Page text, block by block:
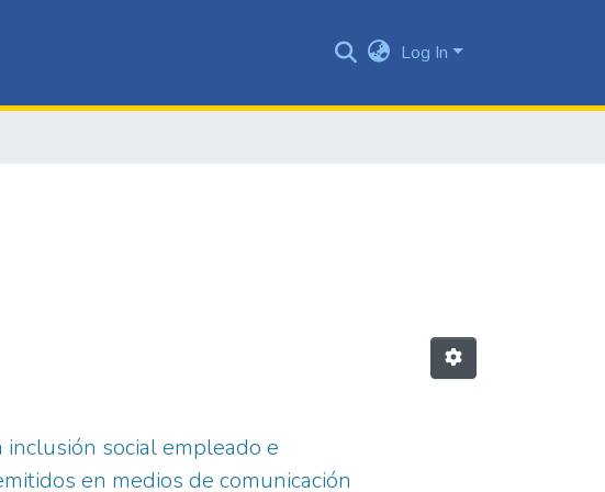
Log In
social empleado e
en medios de comunicación